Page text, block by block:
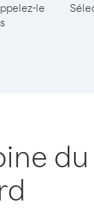
le